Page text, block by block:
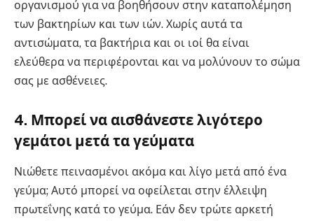
οργανισμού για να βοηθήσουν στην καταπολέμηση
των βακτηρίων και των ιών. Χωρίς αυτά τα
αντισώματα, τα βακτήρια και οι ιοί θα είναι
ελεύθερα να περιφέρονται και να μολύνουν το σώμα
σας με ασθένειες.
4. Μπορεί να αισθάνεστε λιγότερο
γεμάτοι μετά τα γεύματα
Νιώθετε πεινασμένοι ακόμα και λίγο μετά από ένα
γεύμα; Αυτό μπορεί να οφείλεται στην έλλειψη
πρωτεΐνης κατά το γεύμα. Εάν δεν τρώτε αρκετή